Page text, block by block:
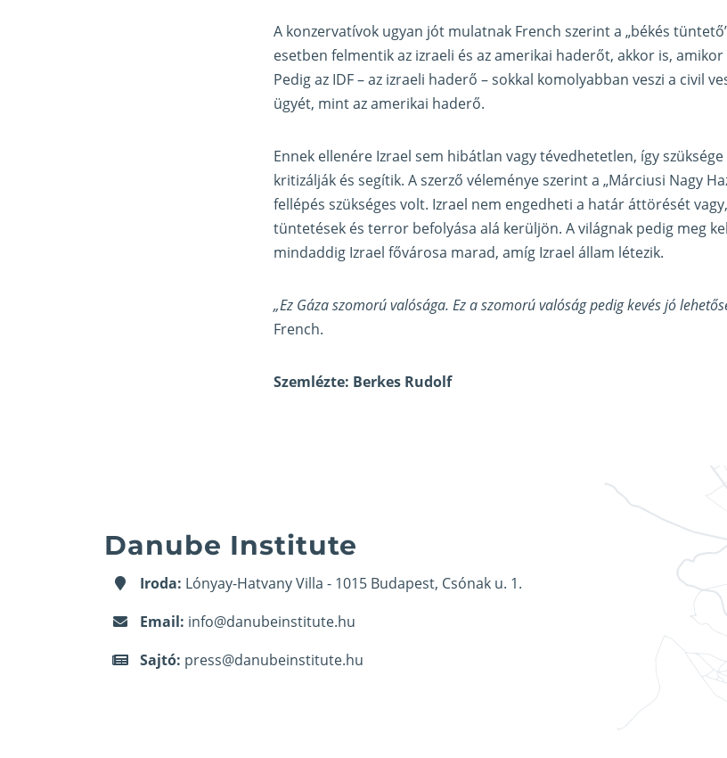
A konzervatívok ugyan jót mulatnak French szerint a „békés
esetben felmentik az izraeli és az amerikai haderőt, akkor is,
Pedig az IDF – az izraeli haderő – sokkal komolyabban veszi a civil
ügyét, mint az amerikai haderő.
Ennek ellenére Izrael sem hibátlan vagy tévedhetetlen, így
kritizálják és segítik. A szerző véleménye szerint a „Márciusi Nagy
fellépés szükséges volt. Izrael nem engedheti a határ áttörését
tüntetések és terror befolyása alá kerüljön. A világnak pedig meg
mindaddig Izrael fővárosa marad, amíg Izrael állam létezik.
„Ez Gáza szomorú valósága. Ez a szomorú valóság pedig kevés jó
French.
Szemlézte: Berkes Rudolf
Danube Institute
Iroda: Lónyay-Hatvany Villa - 1015 Budapest, Csónak u. 1.
Email: info@danubeinstitute.hu
Sajtó: press@danubeinstitute.hu